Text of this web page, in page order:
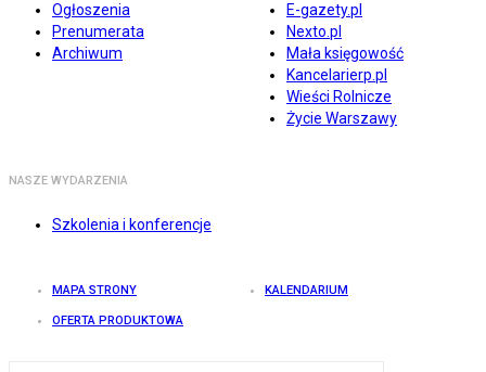
Ogłoszenia
Prenumerata
Archiwum
E-gazety.pl
Nexto.pl
Mała księgowość
Kancelarierp.pl
Wieści Rolnicze
Życie Warszawy
NASZE WYDARZENIA
Szkolenia i konferencje
MAPA STRONY KALENDARIUM
OFERTA PRODUKTOWA